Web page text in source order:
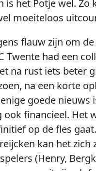
is het Potje wel. Zo
moeiteloos
flauw zijn om
Twente had een
na rust iets beter
na een korte
goede
ook financieel. Het
op de fles
kan het
(Henry,